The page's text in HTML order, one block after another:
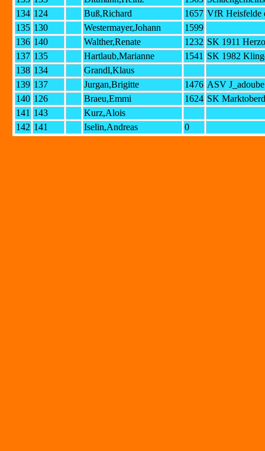
134 124 Buß,Richard 1657 VfR Heisfelde
135 130 Westermayer,Johann
1599
136 140 Walther,Renate 1232 SK 1911
137 135 Hartlaub,Marianne 1541 SK 1982
138 134
Grandl,Klaus
139 137 Jurgan,Brigitte 1476 ASV
140 126 Braeu,Emmi 1624 SK
141 143
Kurz,Alois
142 141 Iselin,Andreas 0